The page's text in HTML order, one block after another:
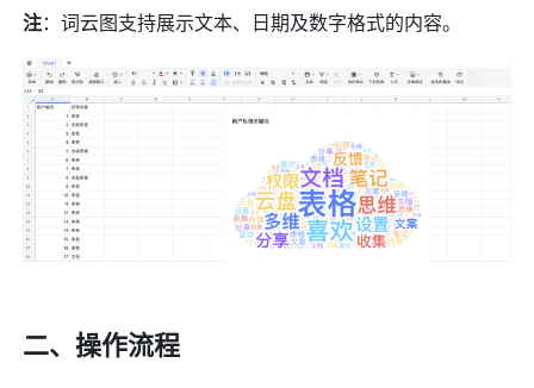
注：词云图支持展示文本、日期及数字格式的内容。
二、操作流程